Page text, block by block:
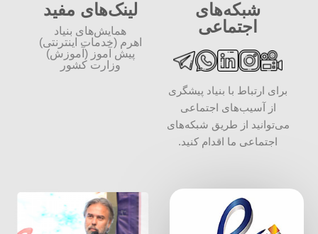
شبکه‌های
اجتماعی
برای ارتباط با بنیاد پیشگری
از آسیب‌های اجتماعی
می‌توانید از طریق شبکه‌‎های
اجتماعی ما اقدام کنید.
لینک‌های مفید
همایش‌های بنیاد
اهرم (خدمات اینترنتی)
پیش آموز (آموزش)
وزارت کشور